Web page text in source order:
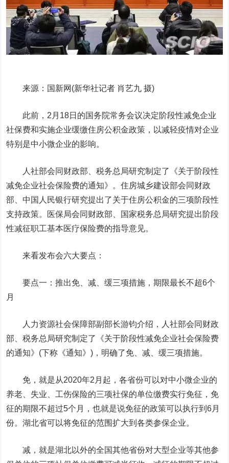
来源：国新网(新华社记者 肖艺九 摄)
此前，2月18日的国务院常务会议决定阶段性减免企业
社保费和实施企业缓缴住房公积金政策，以减轻疫情对企业
特别是中小微企业的影响。
人社部会同财政部、税务总局研究制定了《关于阶段性
减免企业社会保险费的通知》。住房城乡建设部会同财政
部、中国人民银行研究提出了关于住房公积金的三项阶段性
支持政策。医保局会同财政部、国家税务总局研究提出阶段
性减征职工基本医疗保险费的指导意见。
来看发布会六大要点：
要点一：推出免、减、缓三项措施，期限最长不超6个
月
人力资源社会保障部副部长游钧介绍，人社部会同财政
部、税务总局研究制定了《关于阶段性减免企业社会保险费
的通知》(下称《通知》)，明确了免、减、缓三项措施。
免，就是从2020年2月起，各省份可以对中小微企业的
养老、失业、工伤保险的三项社保的单位缴费实行免征，免
征的期限不超过5个月，也就是说免征的政策可以执行到6月
份。湖北省可以将免征的范围扩大到各类参保企业。
减，就是湖北以外的全国其他省份对大型企业等其他参